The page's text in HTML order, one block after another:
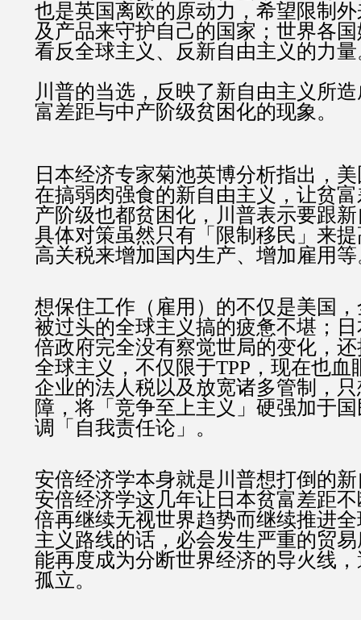
也是英国离欧的原动力，希望限制
及产品来守护自己的国家；世界各
看反全球主义、反新自由主义的力
川普的当选，反映了新自由主义所
富差距与中产阶级贫困化的现象。
日本经济专家菊池英博分析指出，
在搞弱肉强食的新自由主义，让贫
产阶级也都贫困化，川普表示要跟
具体对策虽然只有「限制移民」来
高关税来增加国内生产、增加雇用
想保住工作（雇用）的不仅是美国
被过头的全球主义搞的疲惫不堪；
倍政府完全没有察觉世局的变化，
全球主义，不仅限于TPP，现在也血
企业的法人税以及放宽诸多管制，
障，将「竞争至上主义」硬强加于
调「自我责任论」。
安倍经济学本身就是川普想打倒的
安倍经济学这几年让日本贫富差距
倍再继续无视世界趋势而继续推进
主义路线的话，必会发生严重的贸
能再度成为分断世界经济的导火线
孤立。